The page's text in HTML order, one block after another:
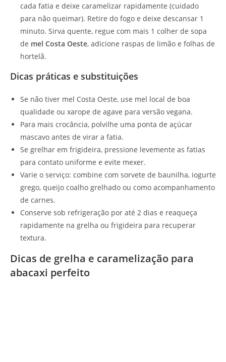
cada fatia e deixe caramelizar rapidamente (cuidado
para não queimar). Retire do fogo e deixe descansar 1
minuto. Sirva quente, regue com mais 1 colher de sopa
de mel Costa Oeste, adicione raspas de limão e folhas de
hortelã.
Dicas práticas e substituições
Se não tiver mel Costa Oeste, use mel local de boa
qualidade ou xarope de agave para versão vegana.
Para mais crocância, polvilhe uma ponta de açúcar
mascavo antes de virar a fatia.
Se grelhar em frigideira, pressione levemente as fatias
para contato uniforme e evite mexer.
Varie o serviço: combine com sorvete de baunilha, iogurte
grego, queijo coalho grelhado ou como acompanhamento
de carnes.
Conserve sob refrigeração por até 2 dias e reaqueça
rapidamente na grelha ou frigideira para recuperar
textura.
Dicas de grelha e caramelização para
abacaxi perfeito